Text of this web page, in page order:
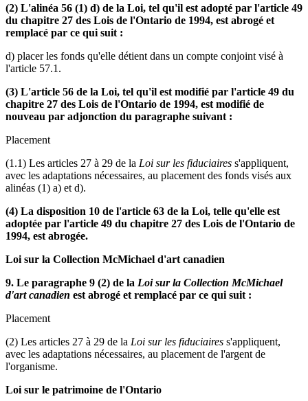
(2) L'alinéa 56 (1) d) de la Loi, tel qu'il est adopté par l'article 49
du chapitre 27 des Lois de l'Ontario de 1994, est abrogé et
remplacé par ce qui suit :
d) placer les fonds qu'elle détient dans un compte conjoint visé à
l'article 57.1.
(3) L'article 56 de la Loi, tel qu'il est modifié par l'article 49 du
chapitre 27 des Lois de l'Ontario de 1994, est modifié de
nouveau par adjonction du paragraphe suivant :
Placement
(1.1) Les articles 27 à 29 de la Loi sur les fiduciaires s'appliquent,
avec les adaptations nécessaires, au placement des fonds visés aux
alinéas (1) a) et d).
(4) La disposition 10 de l'article 63 de la Loi, telle qu'elle est
adoptée par l'article 49 du chapitre 27 des Lois de l'Ontario de
1994, est abrogée.
Loi sur la Collection McMichael d'art canadien
9. Le paragraphe 9 (2) de la Loi sur la Collection McMichael
d'art canadien est abrogé et remplacé par ce qui suit :
Placement
(2) Les articles 27 à 29 de la Loi sur les fiduciaires s'appliquent,
avec les adaptations nécessaires, au placement de l'argent de
l'organisme.
Loi sur le patrimoine de l'Ontario